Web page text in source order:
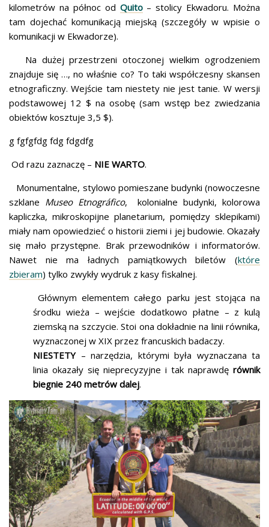
kilometrów na północ od Quito– stolicy Ekwadoru. Można
tam dojechać komunikacją miejską (szczegóły w wpisie o
komunikacji w Ekwadorze).
Na dużej przestrzeni otoczonej wielkim ogrodzeniem
znajduje się …, no właśnie co? To taki współczesny skansen
etnograficzny. Wejście tam niestety nie jest tanie. W wersji
podstawowej 12 $ na osobę (sam wstęp bez zwiedzania
obiektów kosztuje 3,5 $).
g fgfgfdg fdg fdgdfg
Od razu zaznaczę – NIE WARTO.
Monumentalne, stylowo pomieszane budynki (nowoczesne
szklane Museo Etnográfico, kolonialne budynki, kolorowa
kapliczka, mikroskopijne planetarium, pomiędzy sklepikami)
miały nam opowiedzieć o historii ziemi i jej budowie. Okazały
się mało przystępne. Brak przewodników i informatorów.
Nawet nie ma ładnych pamiątkowych biletów (które
zbieram) tylko zwykły wydruk z kasy fiskalnej.
Głównym elementem całego parku jest stojąca na
środku wieża – wejście dodatkowo płatne – z kulą
ziemską na szczycie. Stoi ona dokładnie na linii równika,
wyznaczonej w XIX przez francuskich badaczy.
NIESTETY– narzędzia, którymi była wyznaczana ta
linia okazały się nieprecyzyjne i tak naprawdę równik
biegnie 240 metrów dalej.